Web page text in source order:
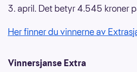
3. april. Det betyr 4.545 kroner
Her finner du vinnerne av
Vinnersjanse Extra